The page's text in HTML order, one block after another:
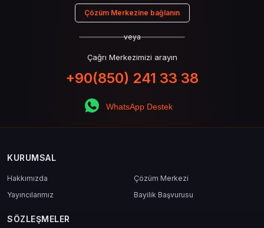
Çözüm Merkezine bağlanın
veya
Çağrı Merkezimizi arayın
+90(850) 241 33 38
WhatsApp Destek
KURUMSAL
Hakkımızda
Çözüm Merkezi
Yayıncılarımız
Bayilik Başvurusu
SÖZLEŞMELER